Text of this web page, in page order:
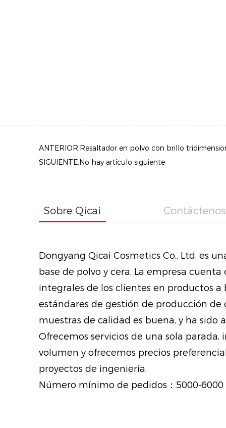
ANTERIOR:Resaltador en polvo con brillo
SIGUIENTE:No hay artículo siguiente
Sobre Qicai Contáctenos
Dongyang Qicai Cosmetics Co., Ltd. es
base de polvo y cera. La empresa
integrales de los clientes en productos
estándares de gestión de producción de
muestras de calidad es buena, y ha
Ofrecemos servicios de una sola
volumen y ofrecemos precios
proyectos de ingeniería.
Número mínimo de pedidos：5000-6000